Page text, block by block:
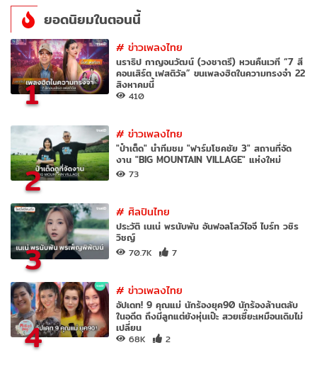
ยอดนิยมในตอนนี้
1
#ข่าวเพลงไทย
นราธิป กาญจนวัฒน์ (วงชาตรี) หวนคืนเวที “7 สี
คอนเสิร์ต เฟสติวัล” ขนเพลงฮิตในความทรงจำ 22
สิงหาคมนี้
410
2
#ข่าวเพลงไทย
"ป๋าเต็ด" นำทีมชม "ฟาร์มโชคชัย 3" สถานที่จัด
งาน "BIG MOUNTAIN VILLAGE" แห่งใหม่
73
3
#ศิลปินไทย
ประวัติ เนเน่ พรนับพัน อันฟอลโลว์ไอจี ไบร์ท วชิร
วิชญ์
70.7K 7
4
#ข่าวเพลงไทย
อัปเดท! 9 คุณแม่ นักร้องยุค90 นักร้องล้านตลับ
ในอดีต ถึงมีลูกแต่ยังหุ่นเป๊ะ สวยเซี๊ยะเหมือนเดิมไม่
เปลี่ยน
68K 2